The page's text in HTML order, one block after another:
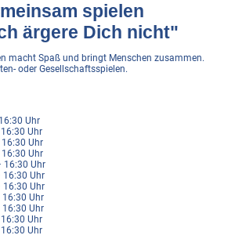
spielen
ärgere Dich nicht"
macht Spaß und bringt Menschen zusammen.
oder Gesellschaftsspielen.
Uhr
Uhr
Uhr
Uhr
16:30 Uhr
Uhr
Uhr
16:30 Uhr
16:30 Uhr
Uhr
Uhr